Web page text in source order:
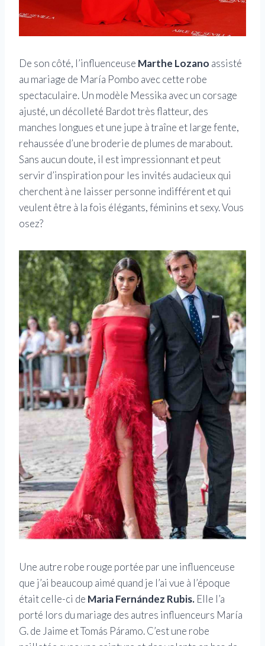
De son côté, l’influenceuse Marthe Lozano assisté
au mariage de María Pombo avec cette robe
spectaculaire. Un modèle Messika avec un corsage
ajusté, un décolleté Bardot très flatteur, des
manches longues et une jupe à traîne et large fente,
rehaussée d’une broderie de plumes de marabout.
Sans aucun doute, il est impressionnant et peut
servir d’inspiration pour les invités audacieux qui
cherchent à ne laisser personne indifférent et qui
veulent être à la fois élégants, féminins et sexy. Vous
osez?
Une autre robe rouge portée par une influenceuse
que j’ai beaucoup aimé quand je l’ai vue à l’époque
était celle-ci de Maria Fernández Rubis. Elle l’a
porté lors du mariage des autres influenceurs María
G. de Jaime et Tomás Páramo. C’est une robe